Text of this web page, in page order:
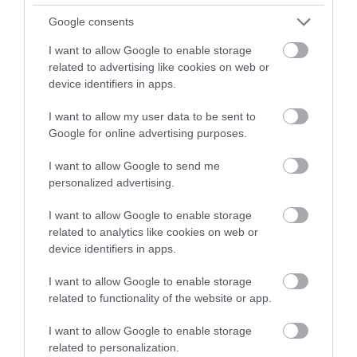
Google consents
I want to allow Google to enable storage
related to advertising like cookies on web or
device identifiers in apps.
I want to allow my user data to be sent to
Google for online advertising purposes.
I want to allow Google to send me
personalized advertising.
I want to allow Google to enable storage
related to analytics like cookies on web or
device identifiers in apps.
I want to allow Google to enable storage
related to functionality of the website or app.
I want to allow Google to enable storage
related to personalization.
Egy kis gyúrással távolítsuk el az esetleges
légbuborékokat, majd osszuk a tésztát két
részre. A kész vekniket tegyük egy-egy
kivajazott kenyérformába.
A sütőben nagyjából 25 perc alatt elkészül a
vajkenyér, de a lényeg, hogy tetejük világos
Amikor kivettük a sütőből, még forrón borítsuk
be az 1 evőkanál cukorból és 1 evőkanál forró
héja.
Szeleteléssel érdemes megvárni, amíg a kenyér
legalább langyosra hűl, mert túl forrón felvágva
könnyen összeeshet. Jól záródó dobozban,
hűtőben pedig akár 5 napig is eltartható, bár az
állaga ilyenkor változhat. Ha kissé veszít a